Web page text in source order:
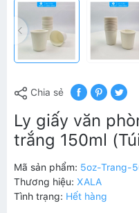
Chia sẻ
Ly giấy văn
trắng 150ml
Mã sản phẩm: 5oz-Trang-
Thương hiệu: XALA
Tình trạng: Hết hàng